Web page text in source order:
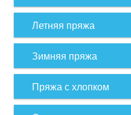
Летняя пряжа
Зимняя пряжа
Пряжа с хлопком